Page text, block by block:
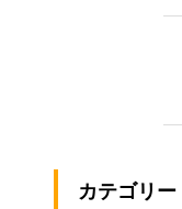
カテゴリー